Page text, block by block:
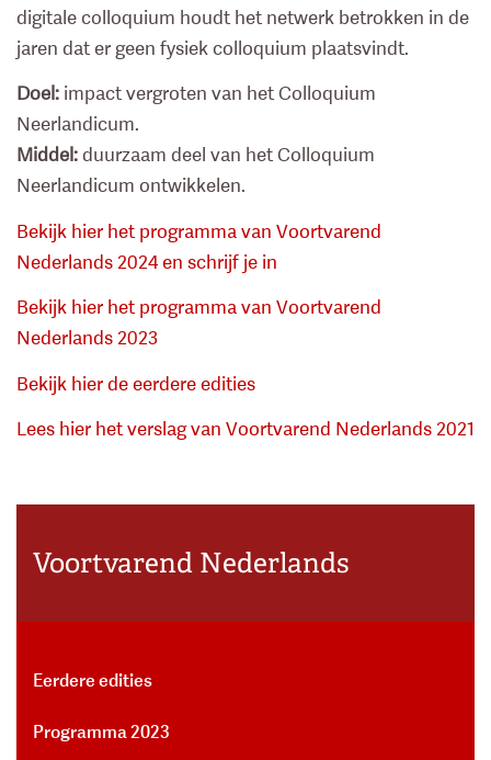
digitale colloquium houdt het netwerk betrokken in de
jaren dat er geen fysiek colloquium plaatsvindt.
Doel: impact vergroten van het Colloquium
Neerlandicum.
Middel:duurzaam deel van het Colloquium
Neerlandicum ontwikkelen.
Bekijk hier het programma van Voortvarend
Nederlands 2024 en schrijf je in
Bekijk hier het programma van Voortvarend
Nederlands 2023
Bekijk hier de eerdere edities
Lees hier het verslag van Voortvarend Nederlands 2021
Voortvarend Nederlands
Eerdere edities
Programma 2023